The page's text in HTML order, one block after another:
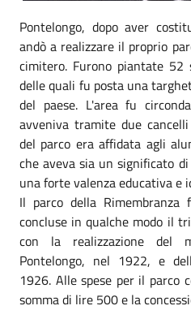
Pontelongo, dopo aver
andò a realizzare il proprio
cimitero. Furono piantate 52
delle quali fu posta una
del paese. L'area fu
avveniva tramite due
del parco era affidata agli
che aveva sia un significato
una forte valenza educativa e
Il parco della
concluse in qualche modo il
con la realizzazione del
Pontelongo, nel 1922, e
1926. Alle spese per il parco
somma di lire 500 e la